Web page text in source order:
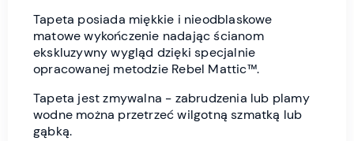
Tapeta posiada miękkie i nieodblaskowe
matowe wykończenie nadając ścianom
ekskluzywny wygląd dzięki specjalnie
opracowanej metodzie Rebel Mattic™.
Tapeta jest zmywalna - zabrudzenia lub plamy
wodne można przetrzeć wilgotną szmatką lub
gąbką.